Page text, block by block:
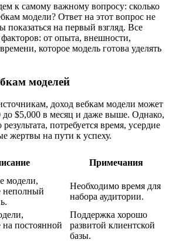
к самому важному вопросу: сколько
модели? Ответ на этот вопрос не
показаться на первый взгляд. Все
от опыта, внешности,
которое модель готова уделять
моделей
доход вебкам модели может
до $5,000 в месяц и даже выше. Однако,
потребуется время, усердие
жертвы на пути к успеху.
Примечания
модели,
неполный
Необходимо время для
набора аудитории.
постоянной
Поддержка хорошо
развитой клиентской
базы.